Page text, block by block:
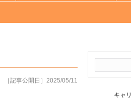
［記事公開日］2025/05/11
キャ